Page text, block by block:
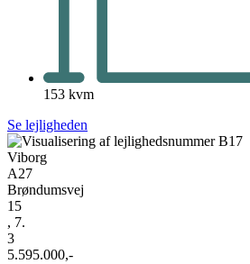
153 kvm
Se lejligheden
Viborg
A27
Brøndumsvej
15
, 7.
3
5.595.000,-